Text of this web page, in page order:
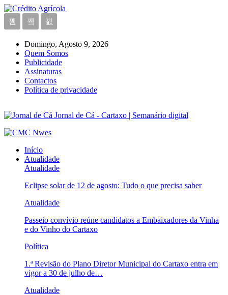
Domingo, Agosto 9, 2026
Quem Somos
Publicidade
Assinaturas
Contactos
Política de privacidade
Jornal de Cá - Cartaxo | Semanário digital
Início
Atualidade
Atualidade
Eclipse solar de 12 de agosto: Tudo o que precisa saber
Atualidade
Passeio convívio reúne candidatos a Embaixadores da Vinha
e do Vinho do Cartaxo
Política
1.ª Revisão do Plano Diretor Municipal do Cartaxo entra em
vigor a 30 de julho de…
Atualidade